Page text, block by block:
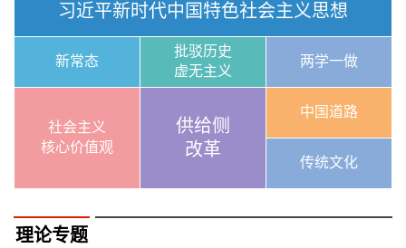
习近平新时代中国特色社会主义思想
新常态
批驳历史
虚无主义
两学一做
社会主义
核心价值观
供给侧
改革
中国道路
传统文化
理论专题